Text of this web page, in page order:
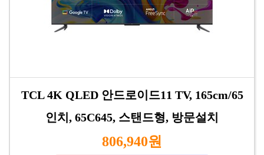
TCL 4K QLED 안드로이드11 TV, 165cm/65
인치, 65C645, 스탠드형, 방문설치
806,940원